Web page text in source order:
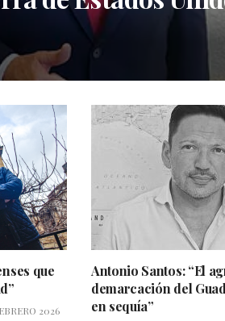
que
2026
Antonio Santos: “El
demarcación del
en sequía”